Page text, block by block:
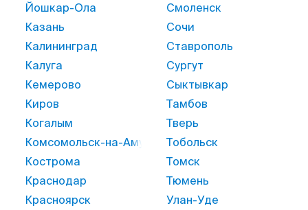
Йошкар-Ола
Казань
Калининград
Калуга
Кемерово
Киров
Когалым
Комсомольск-на-Амуре
Кострома
Краснодар
Красноярск
Смоленск
Сочи
Ставрополь
Сургут
Сыктывкар
Тамбов
Тверь
Тобольск
Томск
Тюмень
Улан-Уде